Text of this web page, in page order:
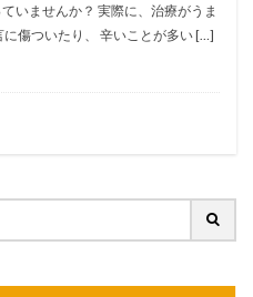
いませんか？ 実際に、治療がうま
傷ついたり、 辛いことが多い […]